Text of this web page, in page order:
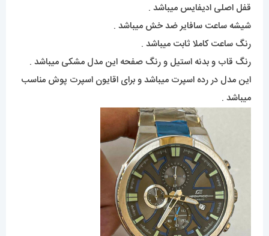
قفل اصلی ادیفایس میباشد .
شیشه ساعت سافایر ضد خش میباشد .
رنگ ساعت کاملا ثابت میباشد .
رنگ قاب و بدنه استیل و رنگ صفحه این مدل مشکی میباشد .
این مدل در رده اسپرت میباشد و برای اقایون اسپرت پوش مناسب
میباشد .